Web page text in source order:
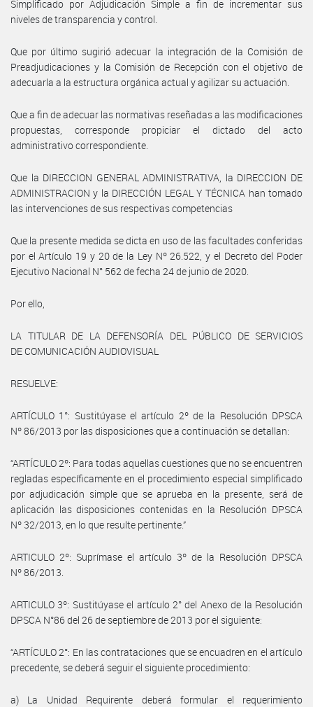
Simplificado por Adjudicación Simple a fin de incrementar sus
niveles de transparencia y control.
Que por último sugirió adecuar la integración de la Comisión de
Preadjudicaciones y la Comisión de Recepción con el objetivo de
adecuarla a la estructura orgánica actual y agilizar su actuación.
Que a fin de adecuar las normativas reseñadas a las modificaciones
propuestas, corresponde propiciar el dictado del acto
administrativo correspondiente.
Que la DIRECCION GENERAL ADMINISTRATIVA, la DIRECCION DE
ADMINISTRACION y la DIRECCIÓN LEGAL Y TÉCNICA han tomado
las intervenciones de sus respectivas competencias
Que la presente medida se dicta en uso de las facultades conferidas
por el Artículo 19 y 20 de la Ley Nº 26.522, y el Decreto del Poder
Ejecutivo Nacional N° 562 de fecha 24 de junio de 2020.
Por ello,
LA TITULAR DE LA DEFENSORÍA DEL PÚBLICO DE SERVICIOS
DE COMUNICACIÓN AUDIOVISUAL
RESUELVE:
ARTÍCULO 1°: Sustitúyase el artículo 2º de la Resolución DPSCA
Nº 86/2013 por las disposiciones que a continuación se detallan:
“ARTÍCULO 2º: Para todas aquellas cuestiones que no se encuentren
regladas específicamente en el procedimiento especial simplificado
por adjudicación simple que se aprueba en la presente, será de
aplicación las disposiciones contenidas en la Resolución DPSCA
Nº 32/2013, en lo que resulte pertinente.”
ARTICULO 2º: Suprímase el artículo 3º de la Resolución DPSCA
Nº 86/2013.
ARTICULO 3º: Sustitúyase el artículo 2° del Anexo de la Resolución
DPSCA N°86 del 26 de septiembre de 2013 por el siguiente:
“ARTÍCULO 2°: En las contrataciones que se encuadren en el artículo
precedente, se deberá seguir el siguiente procedimiento:
a) La Unidad Requirente deberá formular el requerimiento